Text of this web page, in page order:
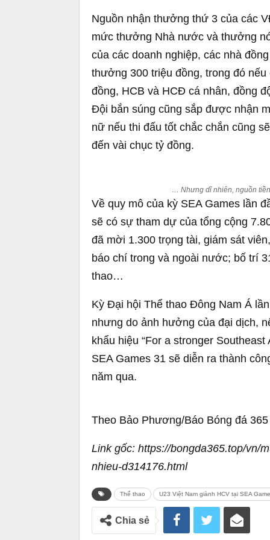
Nguồn nhận thưởng thứ 3 của các
mức thưởng Nhà nước và thưởng
của các doanh nghiệp, các nhà
thưởng 300 triệu đồng, trong đó
đồng, HCB và HCĐ cá nhân, đồng
Đội bắn súng cũng sắp được nhận
nữ nếu thi đấu tốt chắc chắn cũng
đến vài chục tỷ đồng.
… Nhưng dĩ nhiên, nguồn
Về quy mô của kỳ SEA Games lần
sẽ có sự tham dự của tổng cộng
đã mời 1.300 trọng tài, giám sát
báo chí trong và ngoài nước; bố trí
thao…
Kỳ Đại hội Thể thao Đông Nam Á
nhưng do ảnh hưởng của đại dịch,
khẩu hiệu “For a stronger
SEA Games 31 sẽ diễn ra thành
năm qua.
Theo Bảo Phương/Báo Bóng đá 365
Link gốc: https://bongda365.top/vn/
nhieu-d314176.html
Thể thao U23 Việt Nam giành HCV tại SEA
Chia sẻ